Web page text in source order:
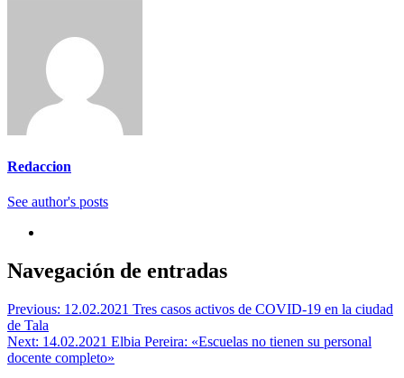
Redaccion
See author's posts
Navegación de entradas
Previous: 12.02.2021 Tres casos activos de COVID-19 en la ciudad
de Tala
Next: 14.02.2021 Elbia Pereira: «Escuelas no tienen su personal
docente completo»